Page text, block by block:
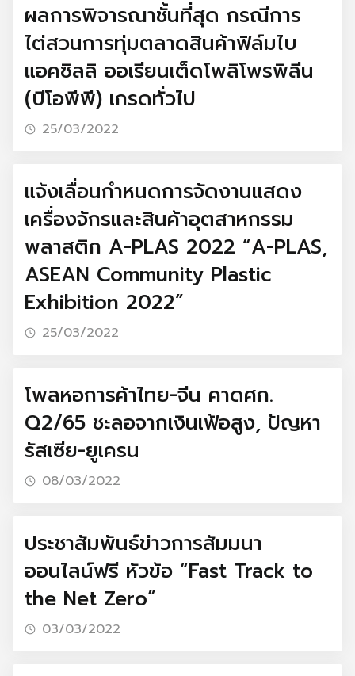
ชมงาน 3 ว …
ผลการพิจารณาชั้นที่สุด กรณีการ
ไต่สวนการทุ่มตลาดสินค้าฟิล์มไบ
แอคซิลลิ ออเรียนเต็ดโพลิโพรพิลีน
(บีโอพีพี) เกรดทั่วไป
25/03/2022
แจ้งเลื่อนกำหนดการจัดงานแสดง
เครื่องจักรและสินค้าอุตสาหกรรม
พลาสติก A-PLAS 2022 “A-PLAS,
ASEAN Community Plastic
Exhibition 2022”
25/03/2022
โพลหอการค้าไทย-จีน คาดศก.
Q2/65 ชะลอจากเงินเฟ้อสูง, ปัญหา
รัสเซีย-ยูเครน
08/03/2022
ประชาสัมพันธ์ข่าวการสัมมนา
ออนไลน์ฟรี หัวข้อ “Fast Track to
the Net Zero”
03/03/2022